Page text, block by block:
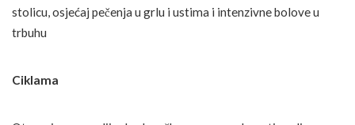
stolicu, osjećaj pečenja u grlu i ustima i intenzivne bolove u
trbuhu
Ciklama